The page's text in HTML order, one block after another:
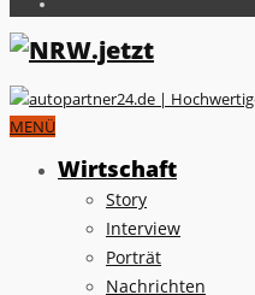
MENÜ
Wirtschaft
Story
Interview
Porträt
Nachrichten